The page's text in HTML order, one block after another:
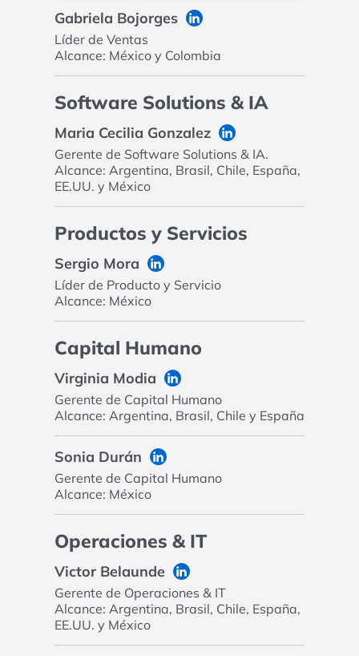
Gabriela Bojorges
Líder de Ventas
Alcance: México y Colombia
Software Solutions & IA
Maria Cecilia Gonzalez
Gerente de Software Solutions & IA.
Alcance: Argentina, Brasil, Chile, España,
EE.UU. y México
Productos y Servicios
Sergio Mora
Líder de Producto y Servicio
Alcance: México
Capital Humano
Virginia Modia
Gerente de Capital Humano
Alcance: Argentina, Brasil, Chile y España
Sonia Durán
Gerente de Capital Humano
Alcance: México
Operaciones & IT
Victor Belaunde
Gerente de Operaciones & IT
Alcance: Argentina, Brasil, Chile, España,
EE.UU. y México